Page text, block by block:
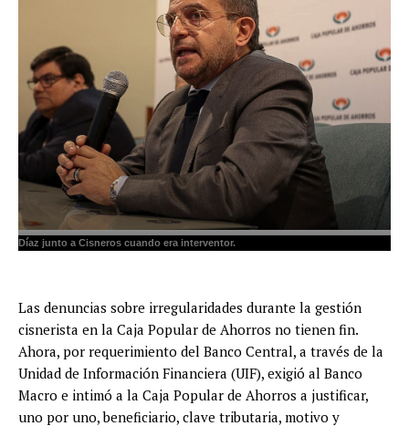
Díaz junto a Cisneros cuando era interventor.
Las denuncias sobre irregularidades durante la gestión
cisnerista en la Caja Popular de Ahorros no tienen fin.
Ahora, por requerimiento del Banco Central, a través de la
Unidad de Información Financiera (UIF), exigió al Banco
Macro e intimó a la Caja Popular de Ahorros a justificar,
uno por uno, beneficiario, clave tributaria, motivo y